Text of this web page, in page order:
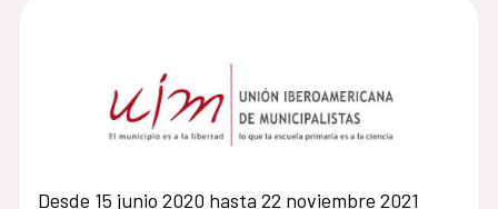
Desde 15 junio 2020 hasta 22 noviembre 2021